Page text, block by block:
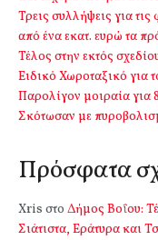
Τρεις συλλήψεις για
από ένα εκατ. ευρώ τα
Τέλος στην εκτός
Ειδικό Χωροταξικό για
Παρολίγον μοιραία για
Σκότωσαν με
Πρόσφατα
Xris στο Δήμος Βοΐου:
Σιάτιστα, Εράτυρα και